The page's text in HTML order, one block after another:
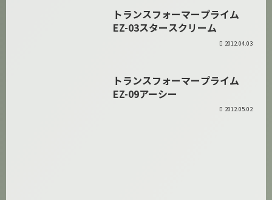
トランスフォーマープライム
EZ-03スタースクリーム
2012.04.03
トランスフォーマープライム
EZ-09アーシー
2012.05.02